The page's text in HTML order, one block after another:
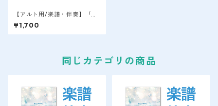
【アルト用/楽譜・伴奏】「Ma
ybe I'll do」Happy Holidayよ
り / 萩原隆
¥1,700
同じカテゴリの商品